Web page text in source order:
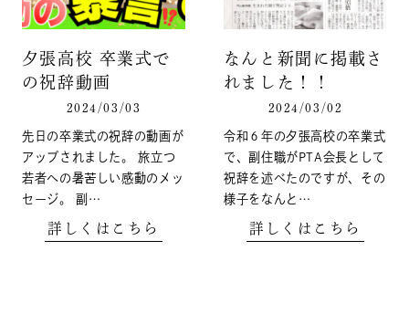
夕張高校 卒業式で
の祝辞動画
2024/03/03
先日の卒業式の祝辞の動画が
アップされました。 旅立つ
若者への暑苦しい感動のメッ
セージ。 副…
詳しくはこちら
なんと新聞に掲載さ
れました！！
2024/03/02
令和６年の夕張高校の卒業式
で、副住職がPTA会長として
祝辞を述べたのですが、その
様子をなんと…
詳しくはこちら